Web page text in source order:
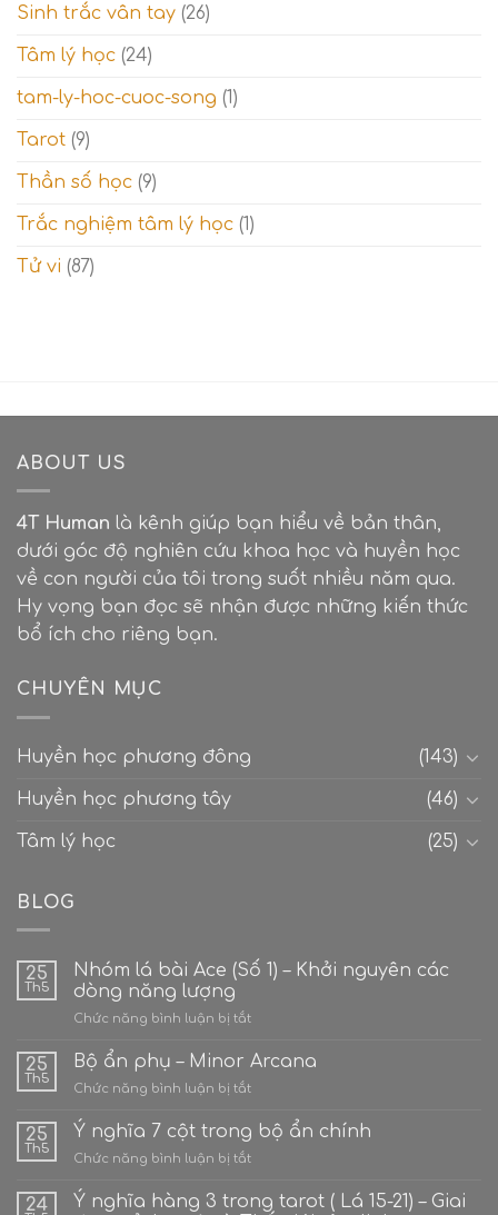
Sinh trắc vân tay (26)
Tâm lý học (24)
tam-ly-hoc-cuoc-song (1)
Tarot (9)
Thần số học (9)
Trắc nghiệm tâm lý học (1)
Tử vi (87)
ABOUT US
4T Human là kênh giúp bạn hiểu về bản thân,
dưới góc độ nghiên cứu khoa học và huyền học
về con người của tôi trong suốt nhiều năm qua.
Hy vọng bạn đọc sẽ nhận được những kiến thức
bổ ích cho riêng bạn.
CHUYÊN MỤC
Huyền học phương đông (143)
Huyền học phương tây (46)
Tâm lý học (25)
BLOG
25
Th5
Nhóm lá bài Ace (Số 1) – Khởi nguyên các
dòng năng lượng
Chức năng bình luận bị tắtở
lá
Ace
1)
các
25
Th5
Bộ ẩn phụ – Minor Arcana
Chức năng bình luận bị tắtở
ẩn
phụ
–
Arcana
25
Th5
Ý nghĩa 7 cột trong bộ ẩn chính
Chức năng bình luận bị tắtở
nghĩa
24
Ý nghĩa hàng 3 trong tarot ( Lá 15-21) – Giai